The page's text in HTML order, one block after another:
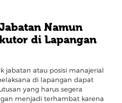
Namun
di Lapangan
jabatan atau posisi manajerial
di lapangan dapat
yang harus segera
menjadi terhambat karena